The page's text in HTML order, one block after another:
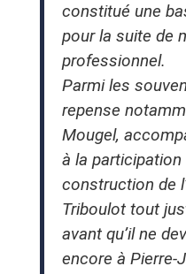
constitué une
pour la suite de
professionnel.
Parmi les
repense
Mougel,
à la
construction de
Triboulot tout
avant qu’il ne
encore à Pierre-